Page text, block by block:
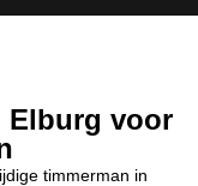
Elburg voor
timmerman in